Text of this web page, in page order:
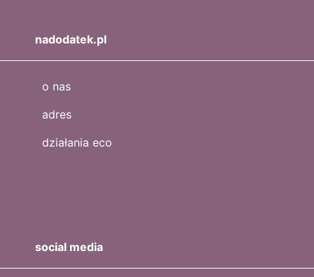
nadodatek.pl
o nas
adres
działania eco
social media